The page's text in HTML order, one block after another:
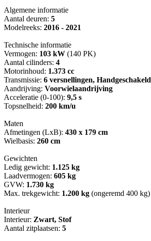
Algemene informatie
Aantal deuren: 5
Modelreeks: 2016 - 2021
Technische informatie
Vermogen: 103 kW (140 PK)
Aantal cilinders: 4
Motorinhoud: 1.373 cc
Transmissie: 6 versnellingen, Handgeschakeld
Aandrijving: Voorwielaandrijving
Acceleratie (0-100): 9,5 s
Topsnelheid: 200 km/u
Maten
Afmetingen (LxB): 430 x 179 cm
Wielbasis: 260 cm
Gewichten
Ledig gewicht: 1.125 kg
Laadvermogen: 605 kg
GVW: 1.730 kg
Max. trekgewicht: 1.200 kg (ongeremd 400 kg)
Interieur
Interieur: Zwart, Stof
Aantal zitplaatsen: 5